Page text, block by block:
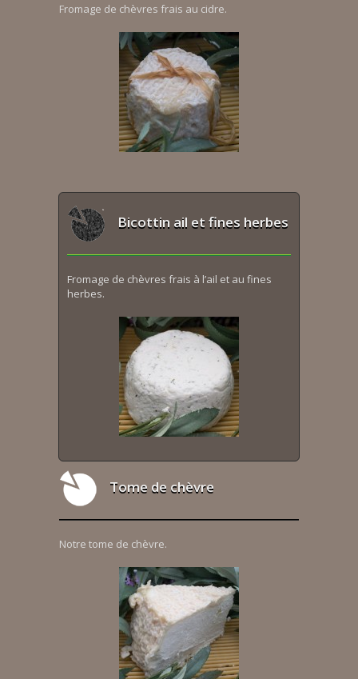
Fromage de chèvres frais au cidre.
Bicottin ail et fines herbes
Fromage de chèvres frais à l’ail et au fines
herbes.
Tome de chèvre
Notre tome de chèvre.